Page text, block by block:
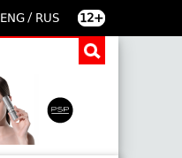
ENG / RUS 12+